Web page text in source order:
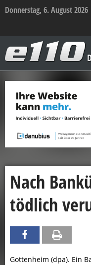
Donnerstag, 6. August 2026
–
Das
Sicherheitsportal
Zum
Inhalt
springen
Nach
tödlich
Gottenheim (dpa). Ein